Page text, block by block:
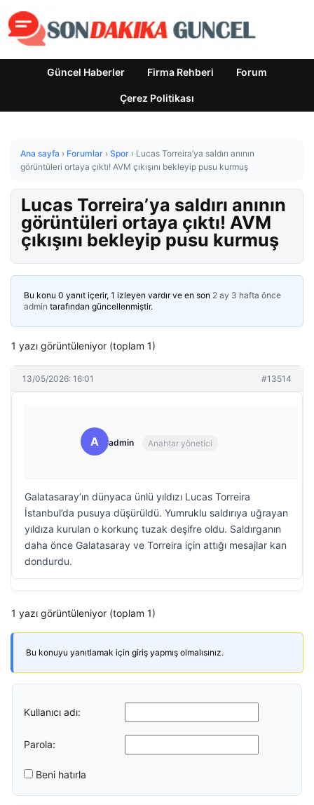
Güncel Haberler Firma Rehberi Forum
Çerez Politikası
Ana sayfa › Forumlar › Spor › Lucas Torreira’ya saldırı anının
görüntüleri ortaya çıktı! AVM çıkışını bekleyip pusu kurmuş
Lucas Torreira’ya saldırı anının
görüntüleri ortaya çıktı! AVM
çıkışını bekleyip pusu kurmuş
Bu konu 0 yanıt içerir, 1 izleyen vardır ve en son 2 ay 3 hafta önce
admin tarafından güncellenmiştir.
1 yazı görüntüleniyor (toplam 1)
13/05/2026: 16:01 #13514
A admin Anahtar yönetici
Galatasaray’ın dünyaca ünlü yıldızı Lucas Torreira
İstanbul’da pusuya düşürüldü. Yumruklu saldırıya uğrayan
yıldıza kurulan o korkunç tuzak deşifre oldu. Saldırganın
daha önce Galatasaray ve Torreira için attığı mesajlar kan
dondurdu.
1 yazı görüntüleniyor (toplam 1)
Bu konuyu yanıtlamak için giriş yapmış olmalısınız.
Kullanıcı adı:
Parola:
Beni hatırla